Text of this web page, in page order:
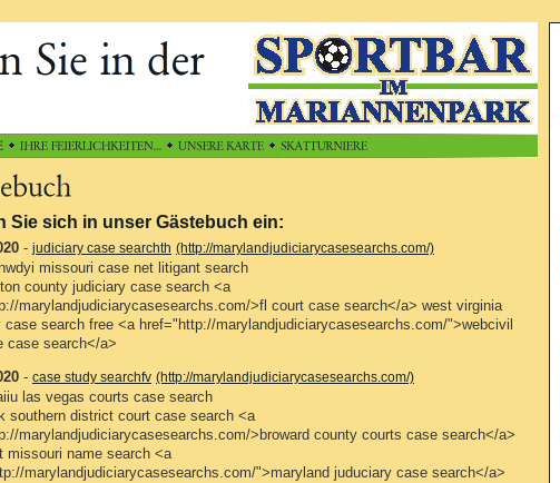
Sie sich in unser Gästebuch ein:
- judiciary case searchth (http://marylandjudiciarycasesearchs.com/)
missouri case net litigant search
county judiciary case search <a
marylandjudiciarycasesearchs.com/>fl court case search</a> west virginia
case search free <a href="http://marylandjudiciarycasesearchs.com/">webcivil
case search</a>
- case study searchfv (http://marylandjudiciarycasesearchs.com/)
las vegas courts case search
southern district court case search <a
marylandjudiciarycasesearchs.com/>broward county courts case search</a>
missouri name search <a
marylandjudiciarycasesearchs.com/">maryland juduciary case search</a>